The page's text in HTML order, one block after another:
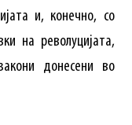
и, конечно, со
на револуцијата,
донесени во